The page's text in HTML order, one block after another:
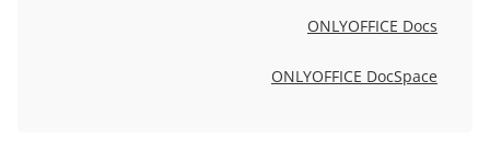
ONLYOFFICE Docs
ONLYOFFICE DocSpace